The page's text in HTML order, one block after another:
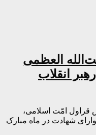
العظمی
انقلاب
قراول امّت اسلامی،
شهادت در ماه مبارک